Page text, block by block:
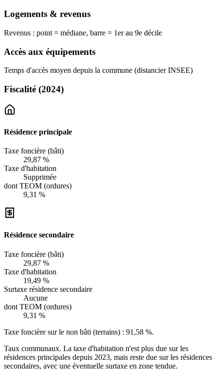
Logements & revenus
Revenus : point = médiane, barre = 1er au 9e décile
Accès aux équipements
Temps d'accès moyen depuis la commune (distancier INSEE)
Fiscalité (2024)
Résidence principale
Taxe foncière (bâti)
29,87 %
Taxe d'habitation
Supprimée
dont TEOM (ordures)
9,31 %
Résidence secondaire
Taxe foncière (bâti)
29,87 %
Taxe d'habitation
19,49 %
Surtaxe résidence secondaire
Aucune
dont TEOM (ordures)
9,31 %
Taxe foncière sur le non bâti (terrains) : 91,58 %.
Taux communaux. La taxe d'habitation n'est plus due sur les
résidences principales depuis 2023, mais reste due sur les résidences
secondaires, avec une éventuelle surtaxe en zone tendue.